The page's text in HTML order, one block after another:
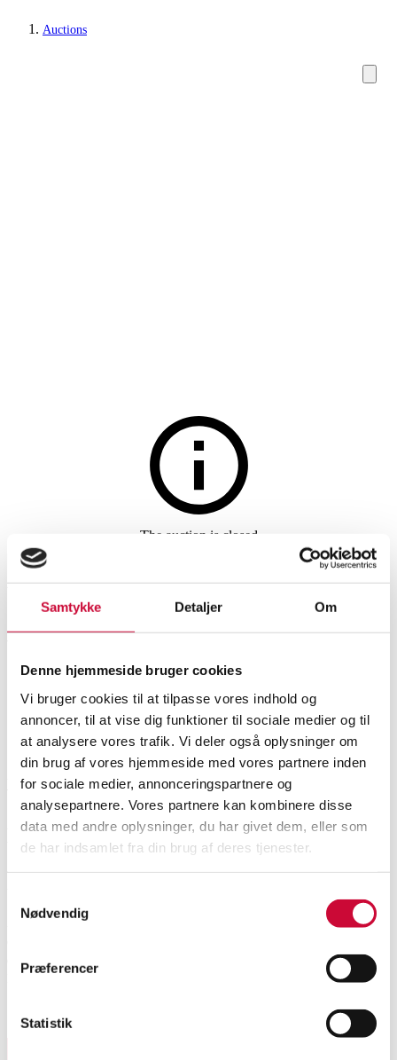
Samtykke Detaljer Om
Denne hjemmeside bruger cookies
Vi bruger cookies til at tilpasse vores indhold og
annoncer, til at vise dig funktioner til sociale medier og til
at analysere vores trafik. Vi deler også oplysninger om
din brug af vores hjemmeside med vores partnere inden
for sociale medier, annonceringspartnere og
analysepartnere. Vores partnere kan kombinere disse
data med andre oplysninger, du har givet dem, eller som
de har indsamlet fra din brug af deres tjenester.
Nødvendig
Præferencer
Statistik
Auctions
Earrings
The auction is closed
A pair of classic emerald and
diamond earrings in 18 kt.
white gold, total approx. 0.43
ct. (2)
SHOWROOM
Vejle
ESTIMATE
DKK 5,000
ITEM NUMBER
6579834
Description
A pair of earrings in 18 kt. white gold, each set with a round faceted
diamonds totalling approx. 0.12 ct. Colour: Wesselton (H). Clarity: VS-SI.